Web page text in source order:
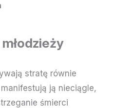
stratę równie
ją nieciągle,
śmierci